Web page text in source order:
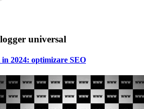
universal
2024: optimizare SEO